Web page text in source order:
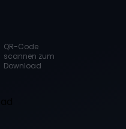
QR-Code
scannen zum
Download